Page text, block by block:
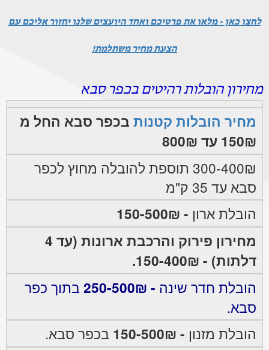
לחצו כאן - מלאו את פרטיכם ואחד היועצים שלנו יחזור אליכם עם
הצעת מחיר משתלמת!
מחירון הובלות רהיטים בכפר סבא
מחיר הובלות קטנות בכפר סבא החל מ
150₪ עד 800₪
300-400₪ תוספת להובלה מחוץ לכפר
סבא עד 35 ק"מ
הובלת ארון - 150-500₪
מחירון פירוק והרכבת ארונות (עד 4
דלתות) - 150-400₪.
הובלת חדר שינה - 250-500₪
בתוך כפר
סבא.
הובלת מזנון - 150-500₪
בכפר סבא.